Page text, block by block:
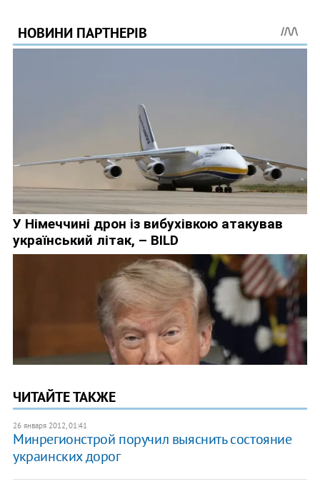
ЧИТАЙТЕ ТАКЖЕ
26 января 2012, 01:41
Минрегионстрой поручил выяснить состояние
украинских дорог